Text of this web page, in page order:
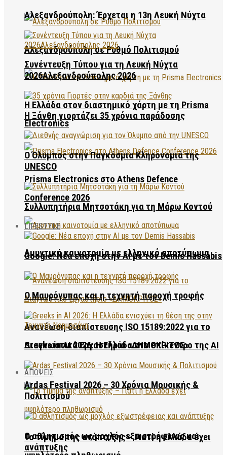
Αλεξανδρούπολη σε Ρυθμό Πολιτισμού
Η Ελλάδα στον διαστημικό χάρτη με τη Prisma
Electronics
Prisma Electronics στο Athens Defence
Conference 2026
Αμυντική καινοτομία με ελληνικό αποτύπωμα
Ανανέωση διαπίστευσης ISO 15189:2022 για το
Διαγνωστικό Εργαστήριο «ΔΗΜΟΚΡΙΤΟΣ»
ΑΠΟΨΕΙΣ
Το τίμημα της ανάπτυξης – Γιατί η Ελλάδα έχει
Αλεξανδρούπολη: Έρχεται η 13η Λευκή Νύχτα
Συνέντευξη Τύπου για τη Λευκή Νύχτα
2026Αλεξανδρούπολης 2026
Η Ξάνθη γιορτάζει 35 χρόνια παράδοσης
Ο Όλυμπος στην Παγκόσμια Κληρονομιά της
UNESCO
Συλλυπητήρια Μητσοτάκη για τη Μάρω Κοντού
LIFESTYLE
Google: Νέα εποχή στην AI με τον Demis Hassabis
Ο Μαυρόγυπας και η τεχνητή παροχή τροφής
Greeks in AI 2026: Η Ελλάδα στο επίκεντρο της AI
Ardas Festival 2026 – 30 Χρόνια Μουσικής &
Πολιτισμού
Ο αθλητισμός ως μοχλός εξωστρέφειας και
ανάπτυξης